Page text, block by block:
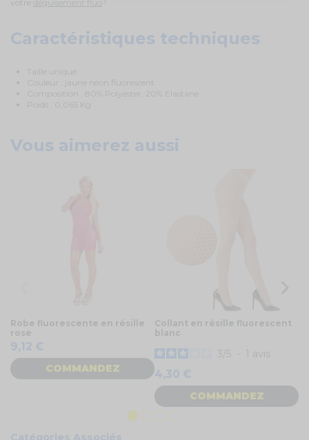
votre
déguisement fluo
Caractéristiques techniques
Taille unique
Couleur : jaune néon fluorescent
Composition : 80% Polyester, 20% Elastane
Poids : 0,065 Kg
Vous aimerez aussi
Robe fluorescente en résille
rose
9,12 €
COMMANDEZ
Collant en résille fluorescent
blanc
3 5 - 1 avis
4,30 €
COMMANDEZ